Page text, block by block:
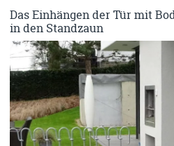
Das Einhängen der Tür mit
in den Standzaun